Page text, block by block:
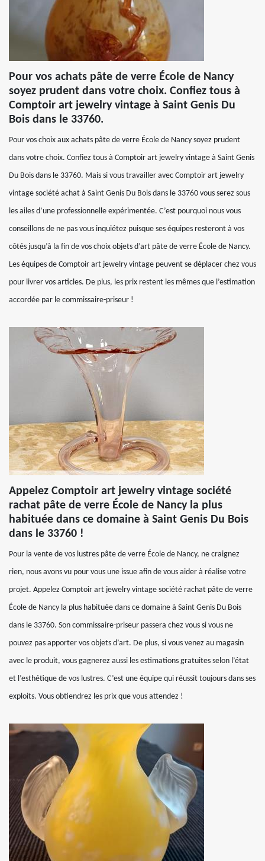
Pour vos achats pâte de verre École de Nancy
soyez prudent dans votre choix. Confiez tous à
Comptoir art jewelry vintage à Saint Genis Du
Bois dans le 33760.
Pour vos choix aux achats pâte de verre École de Nancy soyez prudent
dans votre choix. Confiez tous à Comptoir art jewelry vintage à Saint Genis
Du Bois dans le 33760. Mais si vous travailler avec Comptoir art jewelry
vintage société achat à Saint Genis Du Bois dans le 33760 vous serez sous
les ailes d’une professionnelle expérimentée. C’est pourquoi nous vous
conseillons de ne pas vous inquiétez puisque ses équipes resteront à vos
côtés jusqu’à la fin de vos choix objets d’art pâte de verre École de Nancy.
Les équipes de Comptoir art jewelry vintage peuvent se déplacer chez vous
pour livrer vos articles. De plus, les prix restent les mêmes que l’estimation
accordée par le commissaire-priseur !
Appelez Comptoir art jewelry vintage société
rachat pâte de verre École de Nancy la plus
habituée dans ce domaine à Saint Genis Du Bois
dans le 33760 !
Pour la vente de vos lustres pâte de verre École de Nancy, ne craignez
rien, nous avons vu pour vous une issue afin de vous aider à réalise votre
projet. Appelez Comptoir art jewelry vintage société rachat pâte de verre
École de Nancy la plus habituée dans ce domaine à Saint Genis Du Bois
dans le 33760. Son commissaire-priseur passera chez vous si vous ne
pouvez pas apporter vos objets d’art. De plus, si vous venez au magasin
avec le produit, vous gagnerez aussi les estimations gratuites selon l’état
et l’esthétique de vos lustres. C’est une équipe qui réussit toujours dans ses
exploits. Vous obtiendrez les prix que vous attendez !